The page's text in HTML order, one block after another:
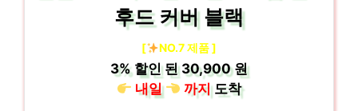
후드 커버 블랙
[ NO.7 제품 ]
3%할인 된30,900 원
내일
까지도착